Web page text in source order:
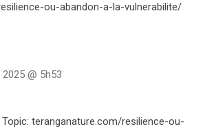
ou-abandon-a-la-vulnerabilite/
@ 5h53
teranganature.com/resilience-ou-